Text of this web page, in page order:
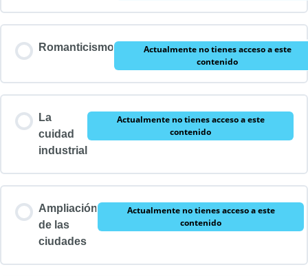
Romanticismo
Actualmente no tienes acceso a este
contenido
La
cuidad
industrial
Actualmente no tienes acceso a este
contenido
Ampliación
de las
ciudades
Actualmente no tienes acceso a este
contenido